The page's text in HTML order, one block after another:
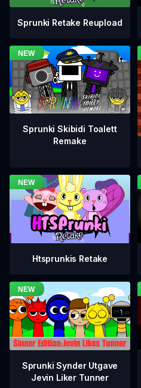
Sprunki Retake Reupload
Sprunki Skibidi Toalett
Remake
Htsprunkis Retake
Sprunki Synder Utgave
Jevin Liker Tunner